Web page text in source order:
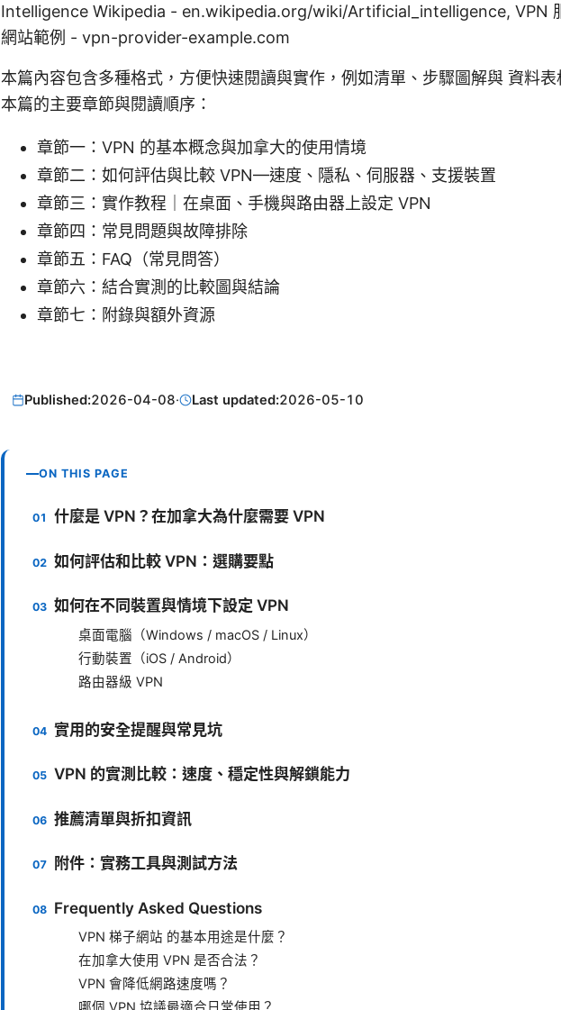
Intelligence Wikipedia - en.wikipedia.org/wiki/Artificial_intelligence, VPN
網站範例 - vpn-provider-example.com
本篇內容包含多種格式，方便快速閱讀與實作，例如清單、步驟圖解與 資料表
本篇的主要章節與閱讀順序：
章節一：VPN 的基本概念與加拿大的使用情境
章節二：如何評估與比較 VPN—速度、隱私、伺服器、支援裝置
章節三：實作教程｜在桌面、手機與路由器上設定 VPN
章節四：常見問題與故障排除
章節五：FAQ（常見問答）
章節六：結合實測的比較圖與結論
章節七：附錄與額外資源
Published:2026-04-08· Last updated:2026-05-10
ON THIS PAGE
什麼是 VPN？在加拿大為什麼需要 VPN
如何評估和比較 VPN：選購要點
如何在不同裝置與情境下設定 VPN
桌面電腦（Windows / macOS / Linux）
行動裝置（iOS / Android）
路由器級 VPN
實用的安全提醒與常見坑
VPN 的實測比較：速度、穩定性與解鎖能力
推薦清單與折扣資訊
附件：實務工具與測試方法
Frequently Asked Questions
VPN 梯子網站 的基本用途是什麼？
在加拿大使用 VPN 是否合法？
VPN 會降低網路速度嗎？